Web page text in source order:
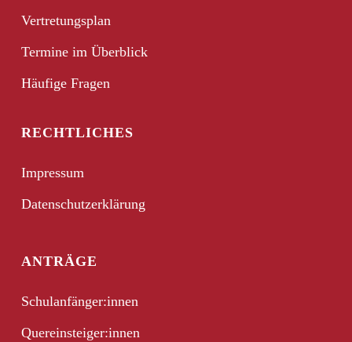
Vertretungsplan
Termine im Überblick
Häufige Fragen
RECHTLICHES
Impressum
Datenschutzerklärung
ANTRÄGE
Schulanfänger:innen
Quereinsteiger:innen